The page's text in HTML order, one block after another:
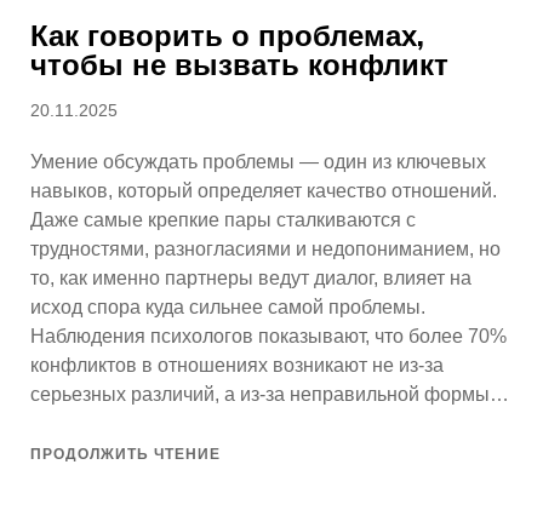
Как говорить о проблемах,
чтобы не вызвать конфликт
Опубликовано
20.11.2025
Умение обсуждать проблемы — один из ключевых
навыков, который определяет качество отношений.
Даже самые крепкие пары сталкиваются с
трудностями, разногласиями и недопониманием, но
то, как именно партнеры ведут диалог, влияет на
исход спора куда сильнее самой проблемы.
Наблюдения психологов показывают, что более 70%
конфликтов в отношениях возникают не из-за
серьезных различий, а из-за неправильной формы…
ПРОДОЛЖИТЬ ЧТЕНИЕ